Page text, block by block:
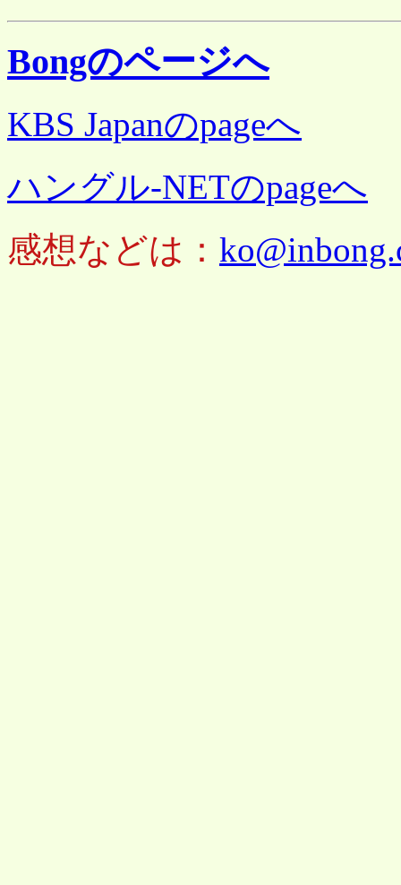
Bongのページへ
KBS Japanのpageへ
ハングル-NETのpageへ
感想などは：